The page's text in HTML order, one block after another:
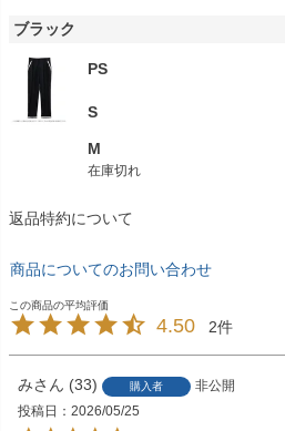
ブラック
PS
S
M
在庫切れ
返品特約について
商品についてのお問い合わせ
4.50 2
み 33 購入者
非公開
投稿日
2026/05/25